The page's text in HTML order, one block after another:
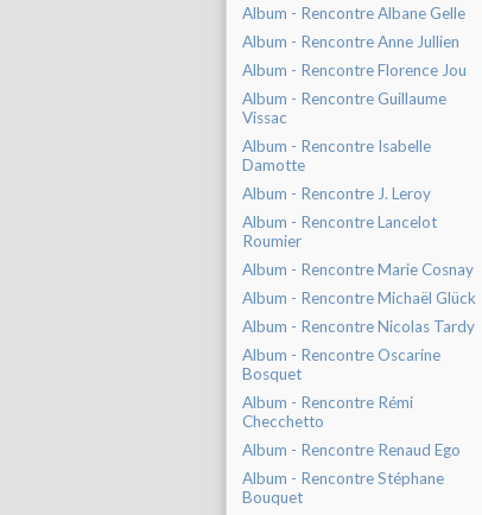
Album - Rencontre Albane Gelle
Album - Rencontre Anne Jullien
Album - Rencontre Florence Jou
Album - Rencontre Guillaume
Vissac
Album - Rencontre Isabelle
Damotte
Album - Rencontre J. Leroy
Album - Rencontre Lancelot
Roumier
Album - Rencontre Marie Cosnay
Album - Rencontre Michaël Glück
Album - Rencontre Nicolas Tardy
Album - Rencontre Oscarine
Bosquet
Album - Rencontre Rémi
Checchetto
Album - Rencontre Renaud Ego
Album - Rencontre Stéphane
Bouquet